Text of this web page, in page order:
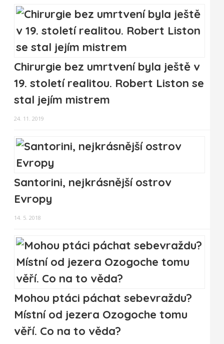
Chirurgie bez umrtvení byla ještě v
19. století realitou. Robert Liston se
stal jejím mistrem
24. 11. 2019
Santorini, nejkrásnější ostrov
Evropy
14. 5. 2018
Mohou ptáci páchat sebevraždu?
Místní od jezera Ozogoche tomu
věří. Co na to věda?